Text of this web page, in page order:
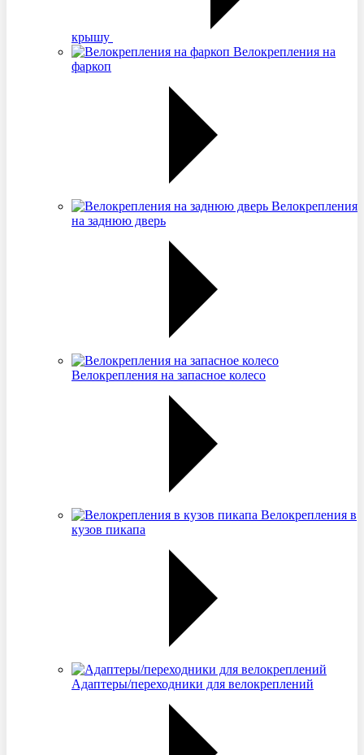
крышу
Велокрепления на
фаркоп
Велокрепления
на заднюю дверь
Велокрепления на запасное колесо
Велокрепления в
кузов пикапа
Адаптеры/переходники для велокреплений